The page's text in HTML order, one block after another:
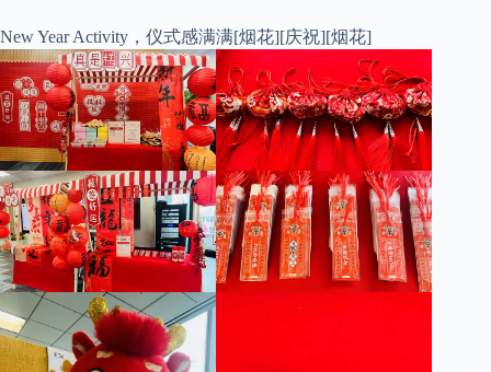
New Year Activity，仪式感满满[烟花][庆祝][烟花]